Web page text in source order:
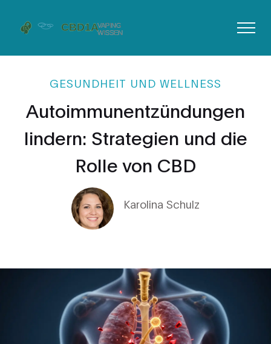
GESUNDHEIT UND WELLNESS
Autoimmunentzündungen
lindern: Strategien und die
Rolle von CBD
Karolina Schulz